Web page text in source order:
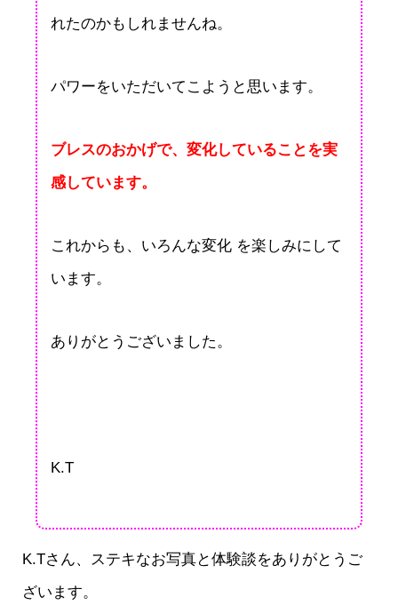
れたのかもしれませんね。
パワーをいただいてこようと思います。
ブレスのおかげで、変化していることを実
感しています。
これからも、いろんな変化 を楽しみにして
います。
ありがとうございました。
K.T
K.Tさん、ステキなお写真と体験談をありがとうご
ざいます。